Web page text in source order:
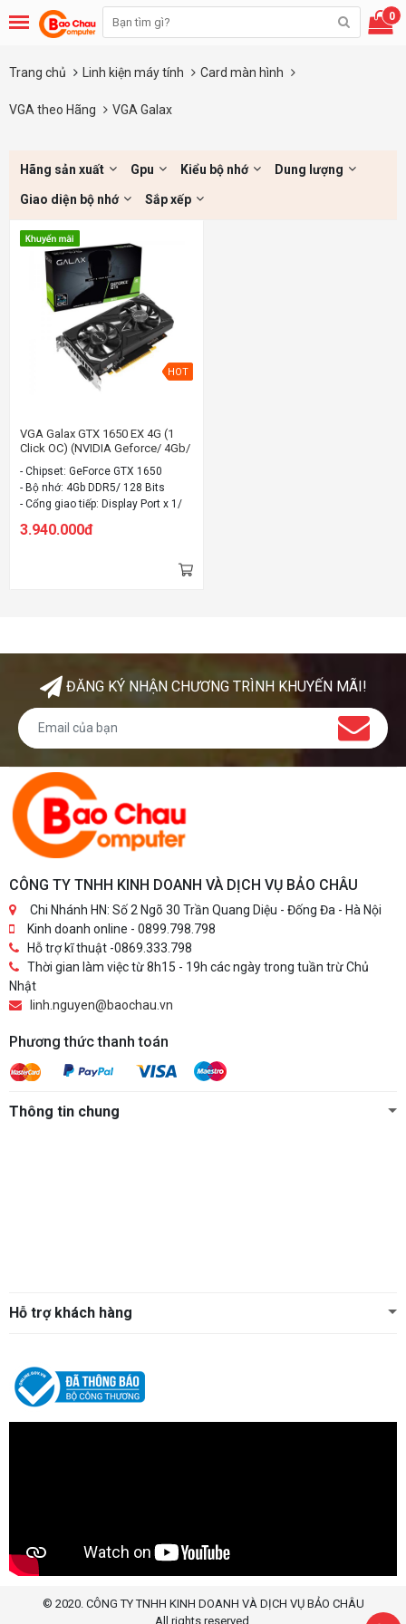
0
Trang chủ Linh kiện máy tính Card màn hình
VGA theo Hãng VGA Galax
Hãng sản xuất Gpu Kiểu bộ nhớ Dung lượng
Giao diện bộ nhớ Sắp xếp
HOT
VGA Galax GTX 1650 EX 4G (1
Click OC) (NVIDIA Geforce/ 4Gb/
- Chipset: GeForce GTX 1650
- Bộ nhớ: 4Gb DDR5/ 128 Bits
- Cổng giao tiếp: Display Port x 1/
3.940.000đ
ĐĂNG KÝ NHẬN CHƯƠNG TRÌNH KHUYẾN MÃI!
CÔNG TY TNHH KINH DOANH VÀ DỊCH VỤ BẢO CHÂU
Chi Nhánh HN: Số 2 Ngõ 30 Trần Quang Diệu - Đống Đa - Hà Nội
Kinh doanh online - 0899.798.798
Hỗ trợ kĩ thuật -0869.333.798
Thời gian làm việc từ 8h15 - 19h các ngày trong tuần trừ Chủ
Nhật
linh.nguyen@baochau.vn
Phương thức thanh toán
Thông tin chung
Hỗ trợ khách hàng
© 2020. CÔNG TY TNHH KINH DOANH VÀ DỊCH VỤ BẢO CHÂU
All rights reserved.